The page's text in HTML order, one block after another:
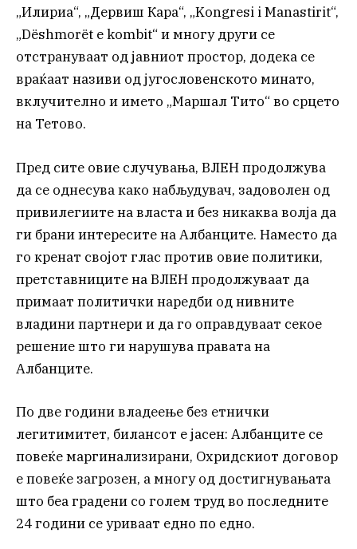
„Илириа“, „Дервиш Кара“, „Kongresi i Manastirit“,
„Dëshmorët e kombit“ и многу други се
отстрануваат од јавниот простор, додека се
враќаат називи од југословенското минато,
вклучително и името „Маршал Тито“ во срцето
на Тетово.
Пред сите овие случувања, ВЛЕН продолжува
да се однесува како набљудувач, задоволен од
привилегиите на власта и без никаква волја да
ги брани интересите на Албанците. Наместо да
го кренат својот глас против овие политики,
претставниците на ВЛЕН продолжуваат да
примаат политички наредби од нивните
владини партнери и да го оправдуваат секое
решение што ги нарушува правата на
Албанците.
По две години владеење без етнички
легитимитет, билансот е јасен: Албанците се
повеќе маргинализирани, Охридскиот договор
е повеќе загрозен, а многу од достигнувањата
што беа градени со голем труд во последните
24 години се уриваат едно по едно.